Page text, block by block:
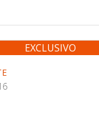
EXCLUSIVO